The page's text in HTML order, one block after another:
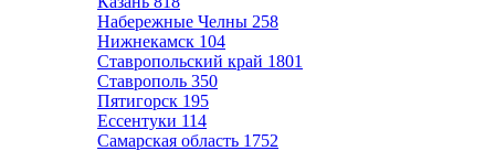
Набережные Челны 258
Нижнекамск 104
Ставропольский край 1801
Ставрополь 350
Пятигорск 195
Ессентуки 114
Самарская область 1752